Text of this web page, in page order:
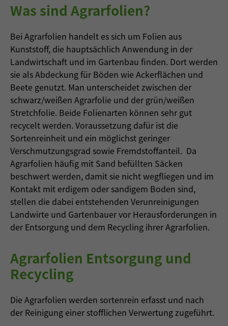
Was sind Agrarfolien?
Bei Agrarfolien handelt es sich um Folien aus
Kunststoff, die hauptsächlich Anwendung in der
Landwirtschaft und im Gartenbau finden. Dort werden
sie als Abdeckung für Böden wie Ackerflächen und
Beete genutzt. Man unterscheidet zwischen der
schwarz/weißen Agrarfolie und der grün/weißen
Stretchfolie. Beide Folienarten können sehr gut
recycelt werden. Voraussetzung dafür ist die
Sortenreinheit und ein möglichst geringer
Verschmutzungsgrad sowie Fremdstoffanteil. Da
Agrarfolien häufig mit Sand befüllten Säcken
beschwert werden, damit sie nicht wegfliegen und im
Kontakt mit erdigem oder sandigem Boden sind,
stellen die dabei entstehenden Verunreinigungen
Landwirte und Gartenbauer vor Herausforderungen in
der Entsorgung und dem Recycling ihrer Agrarfolien.
Agrarfolien Entsorgung und
Recycling
Die Agrarfolien werden sortenrein erfasst und nach
der Reinigung einer stofflichen Verwertung zugeführt.